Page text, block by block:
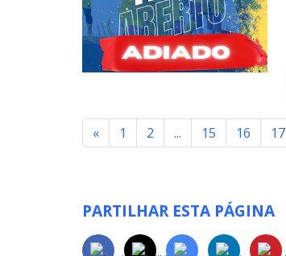
« 1 2 ... 15 16 17
PARTILHAR ESTA PÁGINA